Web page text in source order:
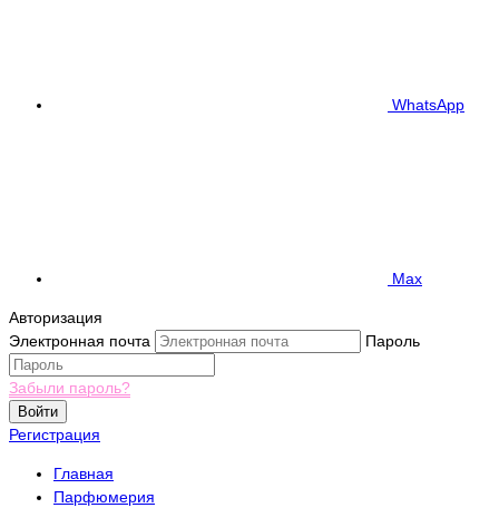
WhatsApp
Max
Авторизация
Электронная почта
Пароль
Забыли пароль?
Войти
Регистрация
Главная
Парфюмерия